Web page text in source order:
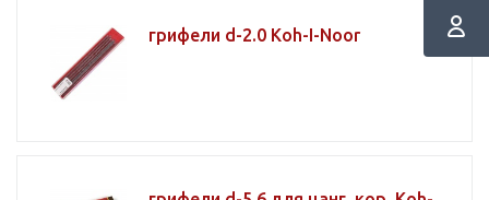
грифели d-2.0 Koh-I-Noor